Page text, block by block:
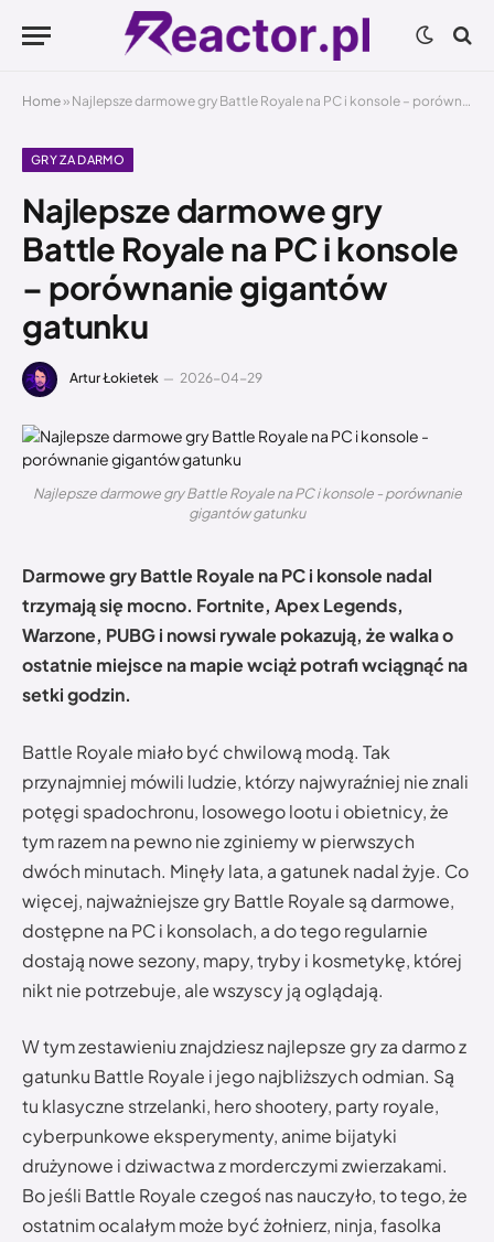
Home » Najlepsze darmowe gry Battle Royale na PC i konsole – porównanie gigantów gatunku
GRY ZA DARMO
Najlepsze darmowe gry
Battle Royale na PC i konsole
– porównanie gigantów
gatunku
Artur Łokietek 2026-04-29
Najlepsze darmowe gry Battle Royale na PC i konsole - porównanie
gigantów gatunku
Darmowe gry Battle Royale na PC i konsole nadal
trzymają się mocno. Fortnite, Apex Legends,
Warzone, PUBG i nowsi rywale pokazują, że walka o
ostatnie miejsce na mapie wciąż potrafi wciągnąć na
setki godzin.
Battle Royale miało być chwilową modą. Tak
przynajmniej mówili ludzie, którzy najwyraźniej nie znali
potęgi spadochronu, losowego lootu i obietnicy, że
tym razem na pewno nie zginiemy w pierwszych
dwóch minutach. Minęły lata, a gatunek nadal żyje. Co
więcej, najważniejsze gry Battle Royale są darmowe,
dostępne na PC i konsolach, a do tego regularnie
dostają nowe sezony, mapy, tryby i kosmetykę, której
nikt nie potrzebuje, ale wszyscy ją oglądają.
W tym zestawieniu znajdziesz najlepsze gry za darmo z
gatunku Battle Royale i jego najbliższych odmian. Są
tu klasyczne strzelanki, hero shootery, party royale,
cyberpunkowe eksperymenty, anime bijatyki
drużynowe i dziwactwa z morderczymi zwierzakami.
Bo jeśli Battle Royale czegoś nas nauczyło, to tego, że
ostatnim ocalałym może być żołnierz, ninja, fasolka